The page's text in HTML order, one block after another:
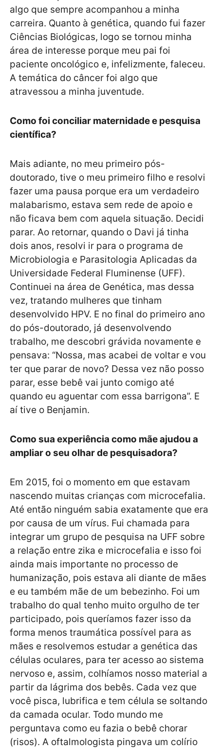
algo que sempre acompanhou a minha
carreira. Quanto à genética, quando fui fazer
Ciências Biológicas, logo se tornou minha
área de interesse porque meu pai foi
paciente oncológico e, infelizmente, faleceu.
A temática do câncer foi algo que
atravessou a minha juventude.
Como foi conciliar maternidade e pesquisa
científica?
Mais adiante, no meu primeiro pós-
doutorado, tive o meu primeiro filho e resolvi
fazer uma pausa porque era um verdadeiro
malabarismo, estava sem rede de apoio e
não ficava bem com aquela situação. Decidi
parar. Ao retornar, quando o Davi já tinha
dois anos, resolvi ir para o programa de
Microbiologia e Parasitologia Aplicadas da
Universidade Federal Fluminense (UFF).
Continuei na área de Genética, mas dessa
vez, tratando mulheres que tinham
desenvolvido HPV. E no final do primeiro ano
do pós-doutorado, já desenvolvendo
trabalho, me descobri grávida novamente e
pensava: “Nossa, mas acabei de voltar e vou
ter que parar de novo? Dessa vez não posso
parar, esse bebê vai junto comigo até
quando eu aguentar com essa barrigona”. E
aí tive o Benjamin.
Como sua experiência como mãe ajudou a
ampliar o seu olhar de pesquisadora?
Em 2015, foi o momento em que estavam
nascendo muitas crianças com microcefalia.
Até então ninguém sabia exatamente que era
por causa de um vírus. Fui chamada para
integrar um grupo de pesquisa na UFF sobre
a relação entre zika e microcefalia e isso foi
ainda mais importante no processo de
humanização, pois estava ali diante de mães
e eu também mãe de um bebezinho. Foi um
trabalho do qual tenho muito orgulho de ter
participado, pois queríamos fazer isso da
forma menos traumática possível para as
mães e resolvemos estudar a genética das
células oculares, para ter acesso ao sistema
nervoso e, assim, colhíamos nosso material a
partir da lágrima dos bebês. Cada vez que
você pisca, lubrifica e tem célula se soltando
da camada ocular. Todo mundo me
perguntava como eu fazia o bebê chorar
(risos). A oftalmologista pingava um colírio